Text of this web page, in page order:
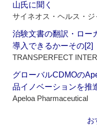
山氏に聞く
サイネオス・ヘルス・
治験文書の翻訳・ロー
導入できるかーその[2]
TRANSPERFECT
グローバルCDMOの
品イノベーションを推
Apeloa Pharmaceutical
お